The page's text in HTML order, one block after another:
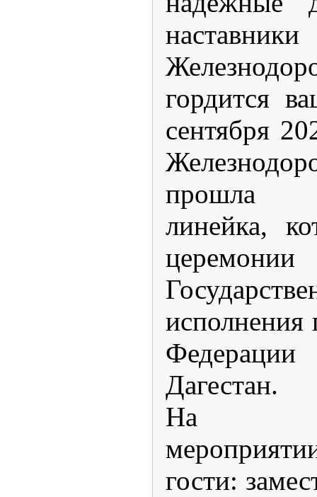
гордится
сентября
прошла
линейка,
исполнения
Дагестан.
На
гости: